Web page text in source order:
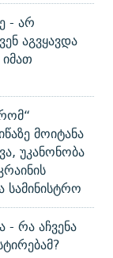
- არ
აგვყავდა
მოიტანა
უკანონობა
სამინისტრო
- რა აჩვენა